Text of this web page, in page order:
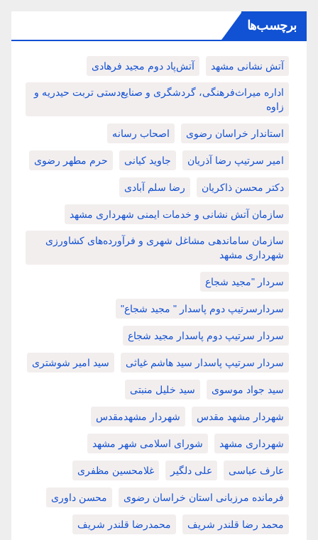
برچسب‌ها
آتش نشانی مشهد آتش‌پاد دوم مجید فرهادی
اداره میراث‌فرهنگی، گردشگری و صنایع‌دستی تربت حیدریه و
زاوه
استاندار خراسان رضوی اصحاب رسانه
امیر سرتیپ رضا آذریان جاوید کیانی حرم مطهر رضوی
دکتر محسن ذاکریان رضا سلم آبادی
سازمان آتش نشانی و خدمات ایمنی شهرداری مشهد
سازمان ساماندهی مشاغل شهری و فرآورده‌های کشاورزی
شهرداری مشهد
سردار "مجید شجاع
سردارسرتیپ دوم پاسدار " مجید شجاع"
سردار سرتیپ دوم پاسدار مجید شجاع
سردار سرتیپ پاسدار سید هاشم غیاثی سید امیر شوشتری
سید جواد موسوی سید خلیل منبتی
شهردار مشهد مقدس شهردار مشهدمقدس
شهرداری مشهد شورای اسلامی شهر مشهد
عارف عباسی علی دلگیر غلامحسین مظفری
فرمانده مرزبانی استان خراسان رضوی محسن داوری
محمد رضا قلندر شریف محمدرضا قلندر شریف